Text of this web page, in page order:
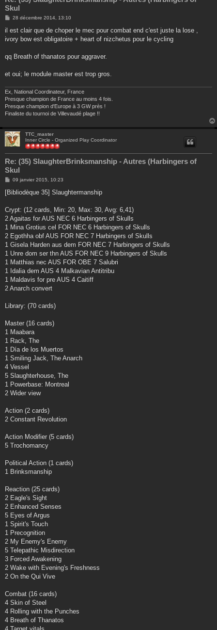
Skul
M
s
a
28 décembre 2014, 13:10
il est clair que de choper le mec pour combat end c'est juste la lose ,
ivory bow est obligatoire + heart of nizchetus pour le cycling
qq Breath of thanatos pour aggraver.
et oui; le module master est trop gros.
Ex, National Coordinateur, France
Presque champion de France au moins 4 fois.
Presque champion d'Europe à 3 GW près !
Finaliste du tournoi de Villevaudé plage !!
TTC_master
Inner Circle - Organized Play Coordinator
Re: (35) SlaughterBrinksmanship - Autres (Harbingers of
Skul
M
s
g
e
09 janvier 2015, 10:23
[Bibliodèque 35] Slaughtermanship
Crypt: (12 cards, Min: 20, Max: 30, Avg: 6,41)
2 Agaitas for AUS NEC 6 Harbingers of Skulls
1 Mina Grotius cel FOR NEC 6 Harbingers of Skulls
2 Egothha obf AUS FOR NEC 7 Harbingers of Skulls
1 Gisela Harden aus dem FOR NEC 7 Harbingers of Skulls
1 Unre dom ser thn AUS FOR NEC 9 Harbingers of Skulls
1 Matthias nec AUS FOR OBE 7 Salubri
1 Idalia dem AUS 4 Malkavian Antitribu
1 Maldavis for pre AUS 4 Caitiff
2 Anarch convert
Library: (70 cards)
Master (16 cards)
1 Maabara
1 Rack, The
1 Día de los Muertos
1 Smiling Jack, The Anarch
4 Vessel
5 Slaughterhouse, The
1 Powerbase: Montreal
2 Wider view
Action (2 cards)
2 Constant Revolution
Action Modifier (5 cards)
5 Trochomancy
Political Action (1 cards)
1 Brinksmanship
Reaction (25 cards)
2 Eagle's Sight
2 Enhanced Senses
5 Eyes of Argus
1 Spirit's Touch
1 Precognition
2 My Enemy's Enemy
5 Telepathic Misdirection
3 Forced Awakening
2 Wake with Evening's Freshness
2 On the Qui Vive
Combat (16 cards)
4 Skin of Steel
4 Rolling with the Punches
4 Breath of Thanatos